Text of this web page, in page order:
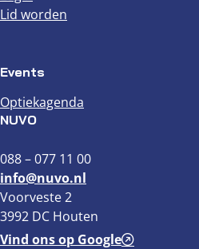
Lid worden
Events
Optiekagenda
NUVO
088 – 077 11 00
info@nuvo.nl
Voorveste 2
3992 DC Houten
Vind ons op Google